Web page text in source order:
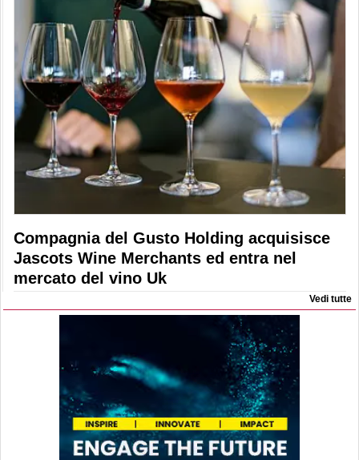
Compagnia del Gusto Holding acquisisce
Jascots Wine Merchants ed entra nel
mercato del vino Uk
Vedi tutte